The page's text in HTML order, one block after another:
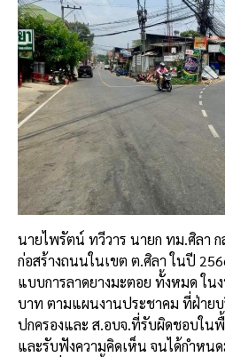
นายไพรัตน์ ทวีวาร นายก ทม.ศิลา ก
ก่อสร้างถนนในเขต ต.ศิลา ในปี
แบบการลาดยางมะตอย ทั้งหมด ใน
บาท ตามแผนงานประชาคม ที่ฝ่าย
ปกครองและ ส.อบจ.ที่รับผิดชอบใ
และรับฟังความคิดเห็น จนได้กำหน